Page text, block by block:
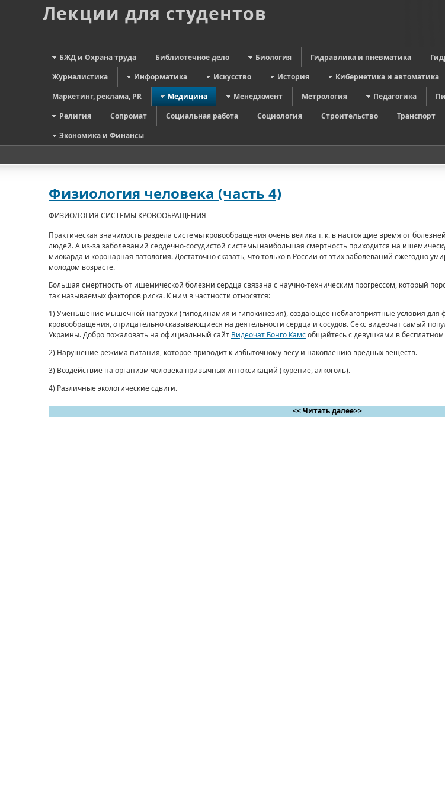
Лекции для студентов
БЖД и Охрана труда Библиотечное дело Биология Гидравлика и пневматика
Журналистика
Информатика Искусство История Кибернетика и автоматика
Маркетинг, реклама, PR
Медицина Менеджмент Метрология Педагогика
Религия
Сопромат Социальная работа Социология Строительство Транспорт
Экономика и Финансы
Физиология человека (часть 4)
ФИЗИОЛОГИЯ СИСТЕМЫ КРОВООБРАЩЕНИЯ
Практическая значимость раздела системы кровообращения очень велика т. к. в настоящие время от
людей. А из-за заболеваний сердечно-сосудистой системы наибольшая смертность приходится на
миокарда и коронарная патология. Достаточно сказать, что только в России от этих заболеваний ежегодно
молодом возрасте.
Большая смертность от ишемической болезни сердца связана с научно-техническим прогрессом, который
так называемых факторов риска. К ним в частности относятся:
1) Уменьшение мышечной нагрузки (гиподинамия и гипокинезия), создающее неблагоприятные условия для
кровообращения, отрицательно сказывающиеся на деятельности сердца и сосудов. Секс видеочат самый
Украины. Добро пожаловать на официальный сайт Видеочат Бонго Камсобщайтесь с девушками в бесплатном
2) Нарушение режима питания, которое приводит к избыточному весу и накоплению вредных веществ.
3) Воздействие на организм человека привычных интоксикаций (курение, алкоголь).
4) Различные экологические сдвиги.
<< Читать далее>>